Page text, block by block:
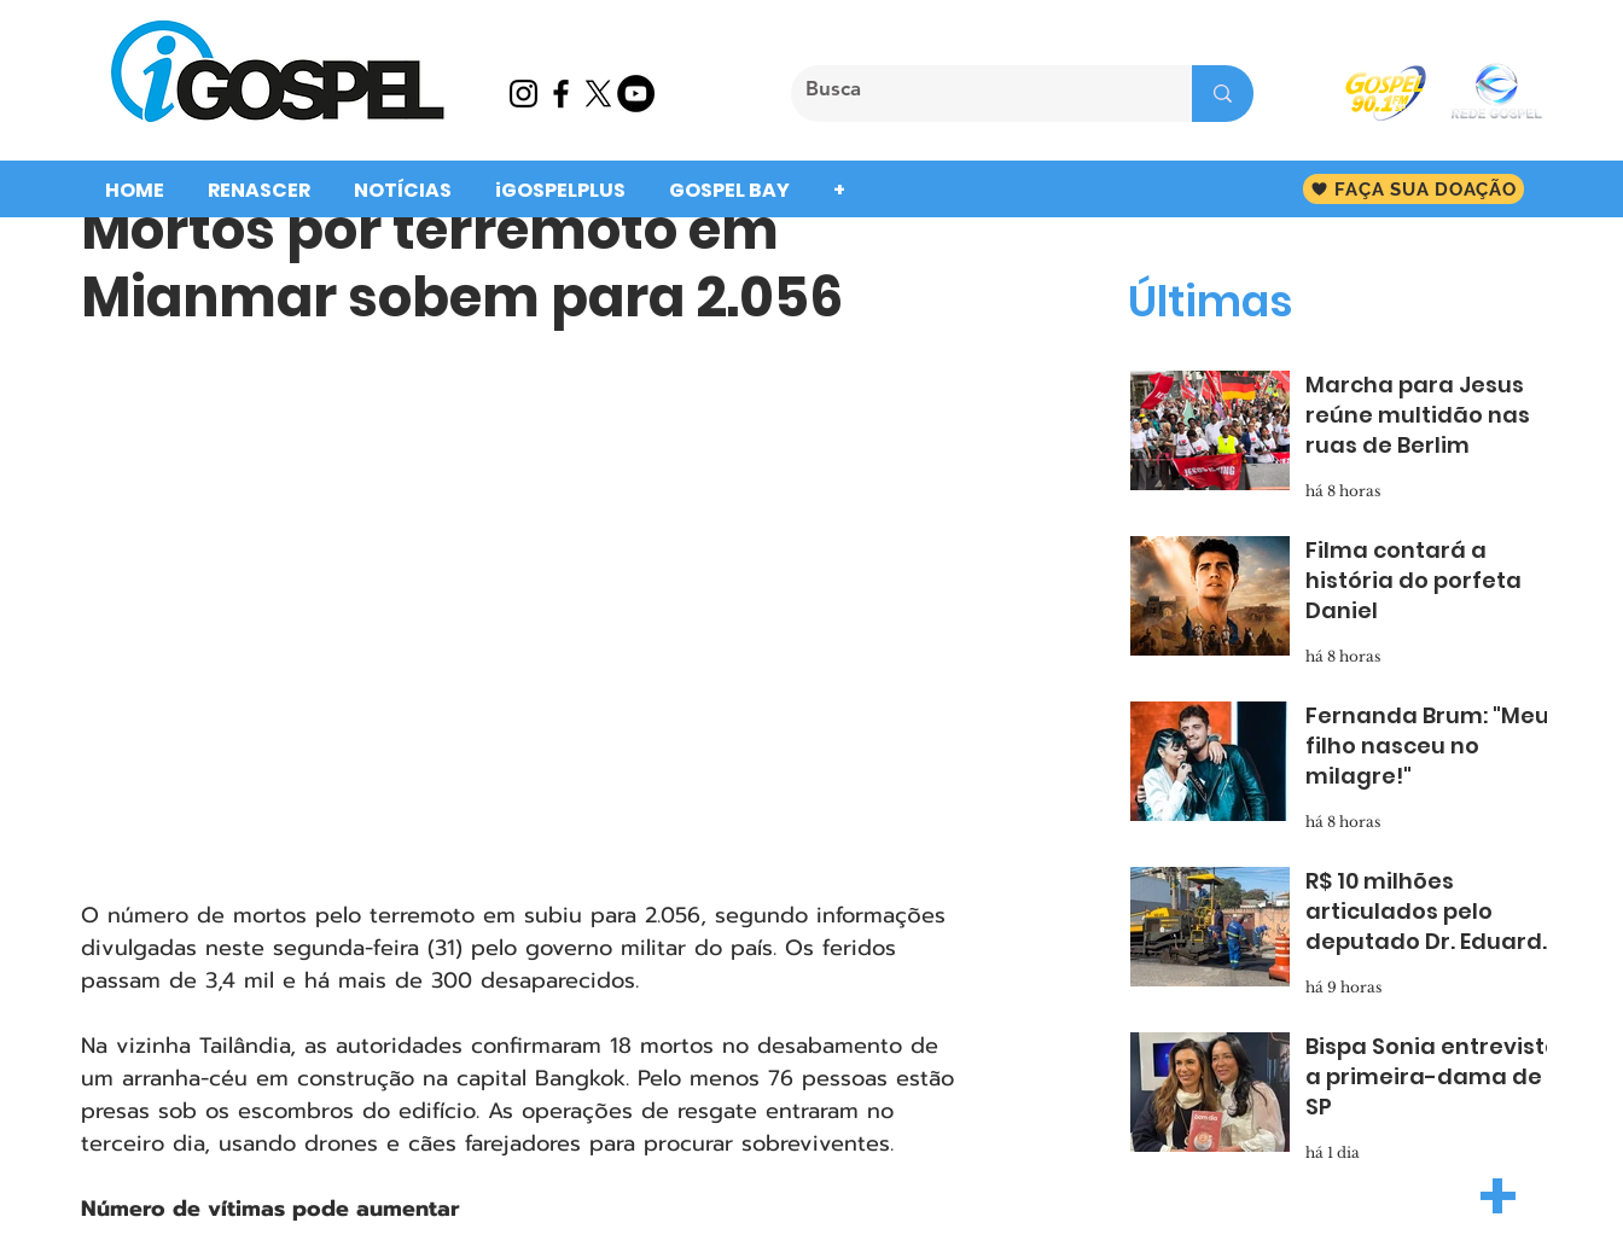
HOME RENASCER NOTÍCIAS iGOSPELPLUS GOSPEL BAY + FAÇA SUA DOAÇÃO
Mortos por terremoto em
Mianmar sobem para 2.056
O número de mortos pelo terremoto em subiu para 2.056, segundo informações
divulgadas neste segunda-feira (31) pelo governo militar do país. Os feridos
passam de 3,4 mil e há mais de 300 desaparecidos.
Na vizinha Tailândia, as autoridades confirmaram 18 mortos no desabamento de
um arranha-céu em construção na capital Bangkok. Pelo menos 76 pessoas estão
presas sob os escombros do edifício. As operações de resgate entraram no
terceiro dia, usando drones e cães farejadores para procurar sobreviventes.
Número de vítimas pode aumentar
Marcha para Jesus
reúne multidão nas
ruas de Berlim
há 8 horas
Filma contará a
história do porfeta
Daniel
há 8 horas
Fernanda Brum: "Meu
filho nasceu no
milagre!"
há 8 horas
R$ 10 milhões
articulados pelo
deputado Dr. Eduardo
asfalto novo para
Taboão
há 9 horas
Bispa Sonia entrevista
a primeira-dama de
SP
há 1 dia
Últimas
+